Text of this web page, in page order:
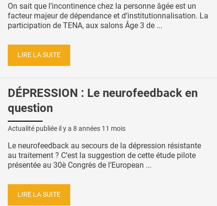
On sait que l’incontinence chez la personne âgée est un
facteur majeur de dépendance et d’institutionnalisation. La
participation de TENA, aux salons Âge 3 de ...
LIRE LA SUITE
DÉPRESSION : Le neurofeedback en
question
Actualité publiée il y a 8 années 11 mois
Le neurofeedback au secours de la dépression résistante
au traitement ? C’est la suggestion de cette étude pilote
présentée au 30è Congrès de l’European ...
LIRE LA SUITE